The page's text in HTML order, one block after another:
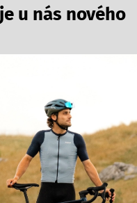
je u nás nového